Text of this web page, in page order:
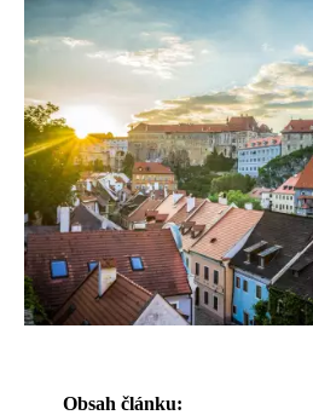
Obsah článku: